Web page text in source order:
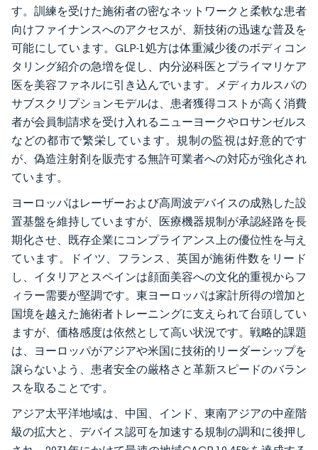
す。訓練を受けた施術者の密なネットワークと柔軟な患者
向けファイナンスへのアクセスが、新技術の迅速な普及を
可能にしています。GLP-1処方は体重減少後のボディコン
タリング紹介の急増を促し、内分泌科医とプライマリケア
医を美容ファネルに引き込んでいます。メディカルスパの
サブスクリプションモデルは、患者獲得コストが高く消費
者が会員制請求を受け入れるニューヨークやロサンゼルス
などの都市で繁栄しています。規制の監視は好意的です
が、偽造注射剤を販売する無許可業者への対応が強化され
ています。
ヨーロッパはレーザーおよび高周波デバイスの成熟した設
置基盤を維持していますが、医療機器規制が承認経路を長
期化させ、既存企業にコンプライアンス上の優位性を与え
ています。ドイツ、フランス、英国が施術件数をリード
し、イタリアとスペインは顔面美容への文化的重視からフ
ィラー需要が堅調です。東ヨーロッパは家計所得の増加と
国境を越えた施術者トレーニングに支えられて台頭してい
ますが、価格感度は依然として高い状況です。戦略的課題
は、ヨーロッパがアジアや米国に技術的リーダーシップを
譲らないよう、患者安全の厳格さと革新スピードのバラン
スを取ることです。
アジア太平洋地域は、中国、インド、東南アジアの中産階
級の拡大と、デバイス認可を加速する規制の調和に後押し